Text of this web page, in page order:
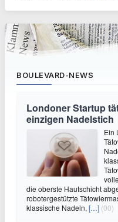
BOULEVARD-NEWS
Londoner Startup
einzigen Nadelstich
Ein
die oberste Hautschicht
robotergestützte
klassische Nadeln, […] (00)